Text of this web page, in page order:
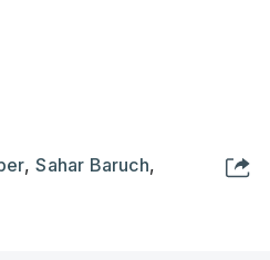
,Sahar Baruch,